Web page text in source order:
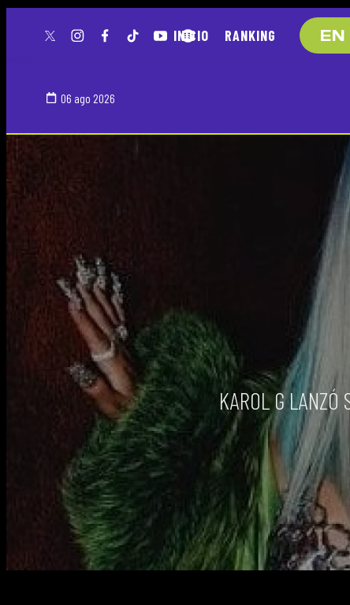
twitterinstagramfacebooktiktokyoutubespotify
INICIO RANKING
06 ago 2026
KAROL G LANZÓ